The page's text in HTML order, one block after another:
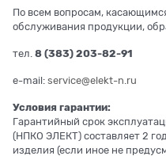
По всем вопросам,
обслуживания продукции,
тел. 8 (383) 203-82-91
e-mail: service@elekt-n.ru
Условия гарантии:
Гарантийный срок
(НПКО ЭЛЕКТ) составляет 2
изделия (если иное не